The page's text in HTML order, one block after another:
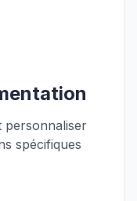
personnaliser
spécifiques